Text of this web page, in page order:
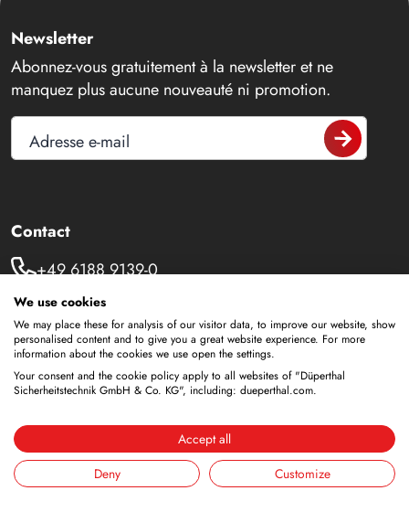
Newsletter
Abonnez-vous gratuitement à la newsletter et ne
manquez plus aucune nouveauté ni promotion.
Adresse e-mail
Contact
+49 6188 9139-0
info@dueperthal.com
Frankenstraße 3
63791 Karlstein
Allemagne
Social Media
We use cookies
We may place these for analysis of our visitor data, to improve our website, show
personalised content and to give you a great website experience. For more
information about the cookies we use open the settings.
Your consent and the cookie policy apply to all websites of "Düperthal
Sicherheitstechnik GmbH & Co. KG", including: dueperthal.com.
Accept all
Deny
Customize